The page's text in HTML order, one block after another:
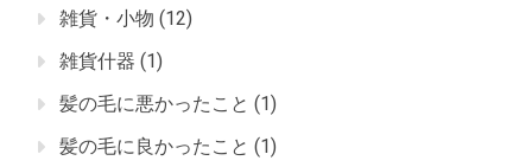
雑貨・小物 (12)
雑貨什器 (1)
髪の毛に悪かったこと (1)
髪の毛に良かったこと (1)